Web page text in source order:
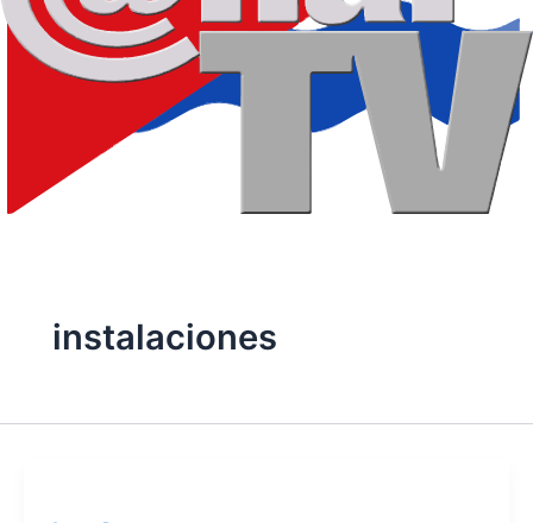
instalaciones